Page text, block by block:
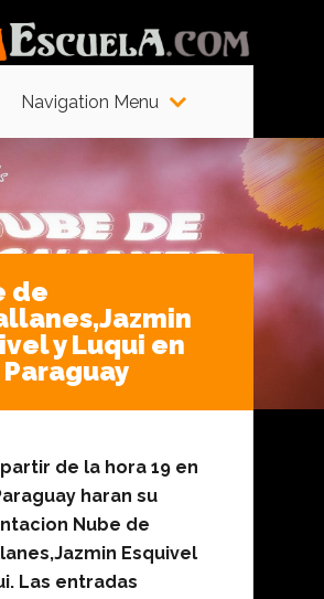
Navigation Menu
de
y Luqui en
partir de la hora 19 en
haran su
Nube de
Esquivel
Las entradas